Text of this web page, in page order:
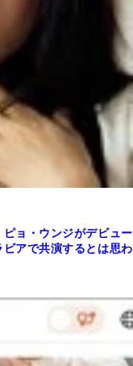
ピョ・ウンジがデビュー
アで共演するとは思わ